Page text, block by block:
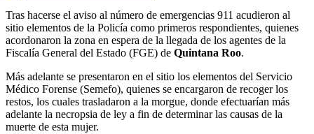
Tras hacerse el aviso al número de emergencias 911 acudieron al
sitio elementos de la Policía como primeros respondientes, quienes
acordonaron la zona en espera de la llegada de los agentes de la
Fiscalía General del Estado (FGE) de Quintana Roo.
Más adelante se presentaron en el sitio los elementos del Servicio
Médico Forense (Semefo), quienes se encargaron de recoger los
restos, los cuales trasladaron a la morgue, donde efectuarían más
adelante la necropsia de ley a fin de determinar las causas de la
muerte de esta mujer.